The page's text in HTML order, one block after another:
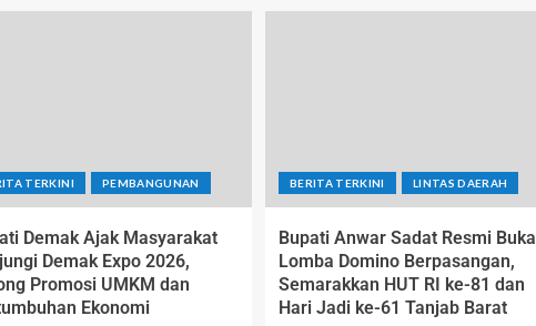
TERKINI PEMBANGUNAN
Demak Ajak Masyarakat
Demak Expo 2026,
Promosi UMKM dan
Ekonomi
BERITA TERKINI LINTAS DAERAH
Bupati Anwar Sadat Resmi Buka
Lomba Domino Berpasangan,
Semarakkan HUT RI ke-81 dan
Hari Jadi ke-61 Tanjab Barat